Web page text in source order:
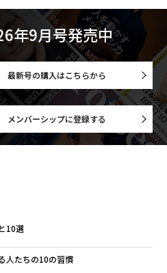
年9月号発売中
最新号の購入はこちらから
メンバーシップに登録する
10選
人たちの10の習慣